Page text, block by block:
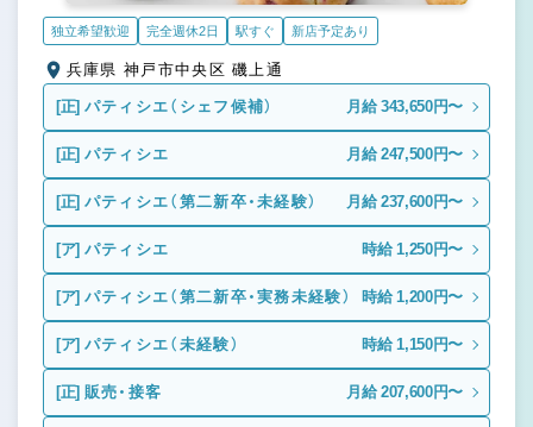
独立希望歓迎 完全週休2日 駅すぐ 新店予定あり
兵庫県 神戸市中央区 磯上通
[正] パティシエ（シェフ候補） 月給 343,650円〜
[正] パティシエ 月給 247,500円〜
[正] パティシエ（第二新卒・未経験） 月給 237,600円〜
[ア] パティシエ 時給 1,250円〜
[ア] パティシエ（第二新卒・実務未経験） 時給 1,200円〜
[ア] パティシエ（未経験） 時給 1,150円〜
[正] 販売・接客 月給 207,600円〜